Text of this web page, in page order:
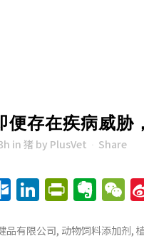
便存在疾病威胁
in 猪 by PlusVet Share
LinkedIn